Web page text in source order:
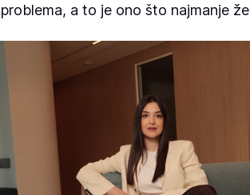
problema, a to je ono što najmanje